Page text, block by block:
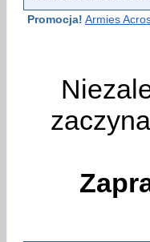
Promocja! Armies